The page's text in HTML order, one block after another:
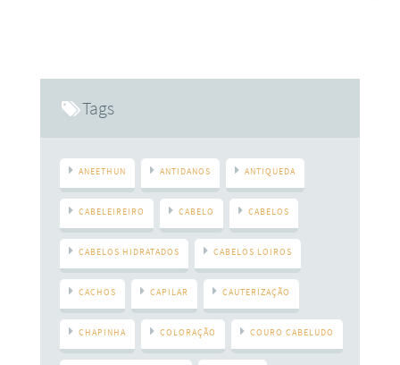
Tags
ANEETHUN ANTIDANOS ANTIQUEDA
CABELEIREIRO CABELO CABELOS
CABELOS HIDRATADOS CABELOS LOIROS
CACHOS CAPILAR CAUTERIZAÇÃO
CHAPINHA COLORAÇÃO COURO CABELUDO